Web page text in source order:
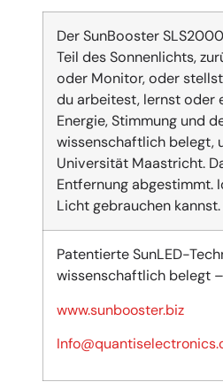
Der SunBooster
Teil des Sonnenlichts,
oder Monitor, oder
du arbeitest, lernst oder
Energie, Stimmung und
wissenschaftlich belegt,
Universität Maastricht.
Entfernung abgestimmt.
Licht gebrauchen kannst.
Patentierte SunLED-
wissenschaftlich belegt –
www.sunbooster.biz